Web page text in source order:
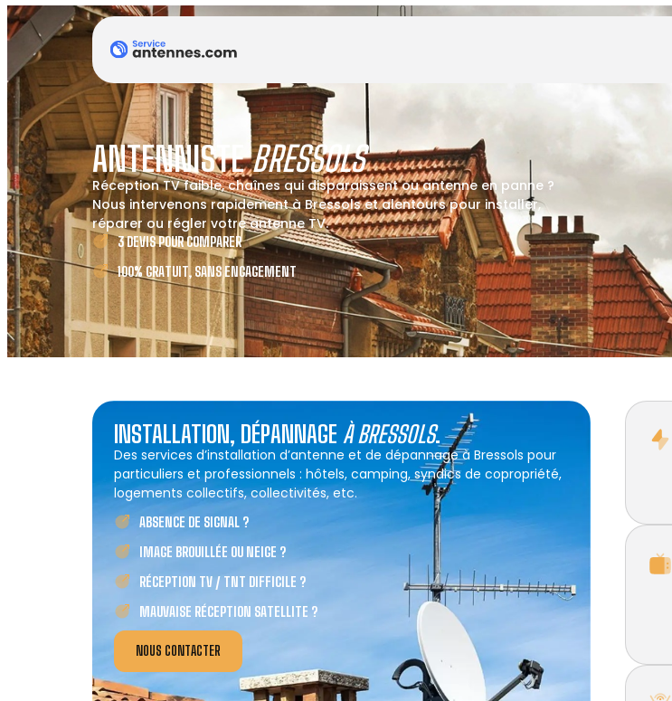
ANTENNISTEBRESSOLS
Réception TV faible, chaînes qui disparaissent ou antenne en panne ?
Nous intervenons rapidement à Bressols et alentours pour installer,
réparer ou régler votre antenne TV.
3 DEVIS POUR COMPARER
100% GRATUIT, SANS ENGAGEMENT
INSTALLATION, DÉPANNAGE À BRESSOLS.
Des services d’installation d’antenne et de dépannage à Bressols pour
particuliers et professionnels : hôtels, camping, syndics de copropriété,
logements collectifs, collectivités, etc.
ABSENCE DE SIGNAL ?
IMAGE BROUILLÉE OU NEIGE ?
RÉCEPTION TV / TNT DIFFICILE ?
MAUVAISE RÉCEPTION SATELLITE ?
NOUS CONTACTER